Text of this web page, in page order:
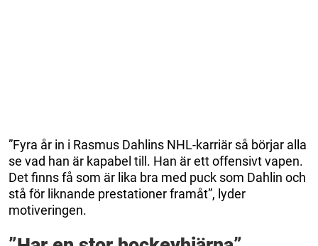
”Fyra år in i Rasmus Dahlins NHL-karriär så börjar alla
se vad han är kapabel till. Han är ett offensivt vapen.
Det finns få som är lika bra med puck som Dahlin och
stå för liknande prestationer framåt”, lyder
motiveringen.